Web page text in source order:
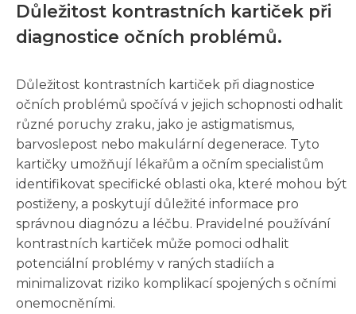
Důležitost kontrastních kartiček při
diagnostice očních problémů.
Důležitost kontrastních kartiček při diagnostice
očních problémů spočívá v jejich schopnosti odhalit
různé poruchy zraku, jako je astigmatismus,
barvoslepost nebo makulární degenerace. Tyto
kartičky umožňují lékařům a očním specialistům
identifikovat specifické oblasti oka, které mohou být
postiženy, a poskytují důležité informace pro
správnou diagnózu a léčbu. Pravidelné používání
kontrastních kartiček může pomoci odhalit
potenciální problémy v raných stadiích a
minimalizovat riziko komplikací spojených s očními
onemocněními.